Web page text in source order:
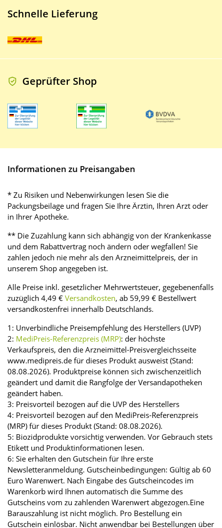
Schnelle Lieferung
Geprüfter Shop
Informationen zu Preisangaben
* Zu Risiken und Nebenwirkungen lesen Sie die
Packungsbeilage und fragen Sie Ihre Ärztin, Ihren Arzt oder
in Ihrer Apotheke.
** Die Zuzahlung kann sich abhängig von der Krankenkasse
und dem Rabattvertrag noch ändern oder wegfallen! Sie
zahlen jedoch nie mehr als den Arzneimittelpreis, der in
unserem Shop angegeben ist.
Alle Preise inkl. gesetzlicher Mehrwertsteuer, gegebenenfalls
zuzüglich 4,49 € Versandkosten, ab 59,99 € Bestellwert
versandkostenfrei innerhalb Deutschlands.
1: Unverbindliche Preisempfehlung des Herstellers (UVP)
2: MediPreis-Referenzpreis (MRP): der höchste
Verkaufspreis, den die Arzneimittel-Preisvergleichsseite
www.medipreis.de für dieses Produkt ausweist (Stand:
08.08.2026). Produktpreise können sich zwischenzeitlich
geändert und damit die Rangfolge der Versandapotheken
geändert haben.
3: Preisvorteil bezogen auf die UVP des Herstellers
4: Preisvorteil bezogen auf den MediPreis-Referenzpreis
(MRP) für dieses Produkt (Stand: 08.08.2026).
5: Biozidprodukte vorsichtig verwenden. Vor Gebrauch stets
Etikett und Produktinformationen lesen.
6: Sie erhalten den Gutschein für Ihre erste
Newsletteranmeldung. Gutscheinbedingungen: Gültig ab 60
Euro Warenwert. Nach Eingabe des Gutscheincodes im
Warenkorb wird Ihnen automatisch die Summe des
Gutscheins vom zu zahlenden Warenwert abgezogen.Eine
Barauszahlung ist nicht möglich. Pro Bestellung ein
Gutschein einlösbar. Nicht anwendbar bei Bestellungen über